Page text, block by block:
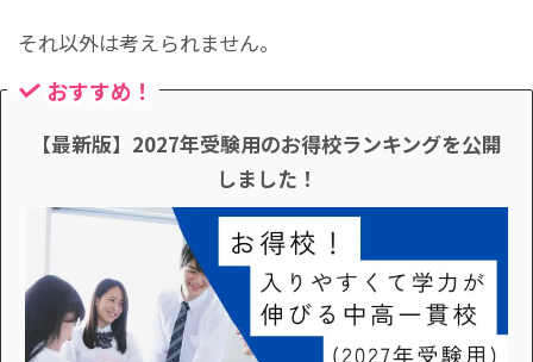
それ以外は考えられません。
おすすめ！
【最新版】2027年受験用のお得校ランキングを公開
しました！